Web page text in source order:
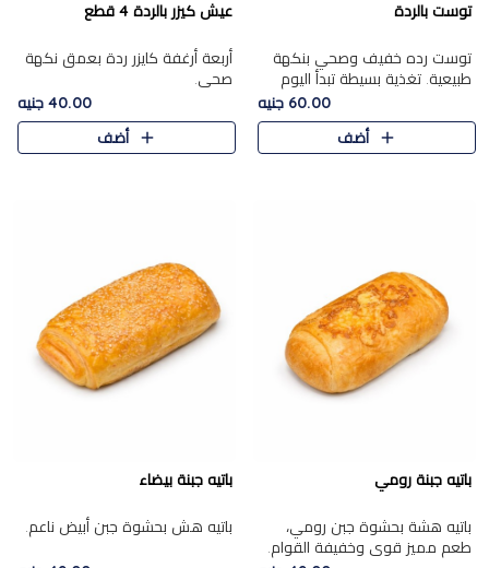
توست بالردة
توست رده خفيف وصحي بنكهة
طبيعية. تغذية بسيطة تبدأ اليوم
60.00 جنيه
أضف
عيش كيزر بالردة 4 قطع
أربعة أرغفة كايزر ردة بعمق نكهة
صحي.
40.00 جنيه
أضف
باتيه جبنة رومي
باتيه هشة بحشوة جبن رومي،
طعم مميز قوي وخفيفة القوام.
باتيه جبنة بيضاء
باتيه هش بحشوة جبن أبيض ناعم.